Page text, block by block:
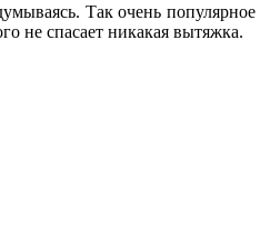
Так очень
не спасает никакая вытяжка.